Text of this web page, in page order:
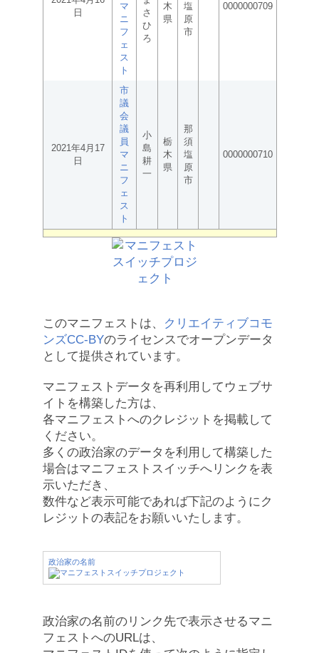
日
マ
ニ
フ
ェ
ス
ト
さ
ひ
ろ
木
県
塩
原
市
0000000709
2021年4月17
日
市
議
会
議
員
マ
ニ
フ
ェ
ス
ト
小
島
耕
一
栃
木
県
那
須
塩
原
市
0000000710
このマニフェストは、
クリエイティブコモ
ンズCC-BYのライセンスでオープンデータ
として提供されています。
マニフェストデータを再利用してウェブサ
イトを構築した方は、
各マニフェストへのクレジットを掲載して
ください。
多くの政治家のデータを利用して構築した
場合はマニフェストスイッチへリンクを表
示いただき、
数件など表示可能であれば下記のようにク
レジットの表記をお願いいたします。
政治家の名前
政治家の名前のリンク先で表示させるマニ
フェストへのURLは、